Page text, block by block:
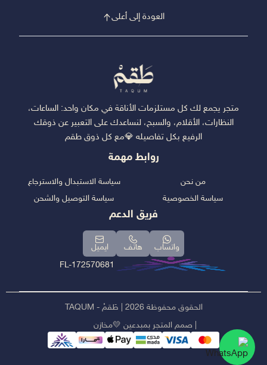
العودة إلى أعلى
متجر يجمع لك كل مستلزمات الأناقة في مكان واحد: الساعات،
النظارات، الأقلام، والسبح، لنساعدك على التعبير عن ذوقك
الرفيع بكل تفاصيله 💎مع كل ذوق طقم
روابط مهمة
من نحن
سياسة الخصوصية
سياسة الاستبدال والاسترجاع
سياسة التوصيل والشحن
فريق الدعم
واتساب هاتف
ايميل
FL-172570681
الحقوق محفوظة 2026 | طَقمْ - TAQUM